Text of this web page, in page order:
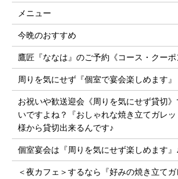
メニュー
今晩のおすすめ
鷹匠『ななは』のご予約《コース・クーポ
周りを気にせず『個室で宴会楽しめます』
お祝いや歓送迎会《周りを気にせず貸切
いですよね？『おしゃれな焼き立てガレ
様から貸切出来るんです♪
個室宴会は『周りを気にせず楽しめます』
＜夜カフェ＞するなら『好みの焼き立てガ